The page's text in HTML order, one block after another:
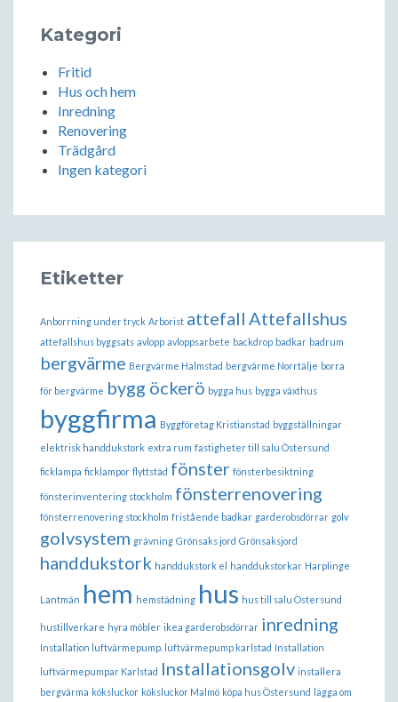
Kategori
Fritid
Hus och hem
Inredning
Renovering
Trädgård
Ingen kategori
Etiketter
Anborrning under tryck Arborist attefall Attefallshus
attefallshus byggsats avlopp avloppsarbete backdrop badkar badrum
bergvärme Bergvärme Halmstad bergvärme Norrtälje borra
för bergvärme bygg öckerö bygga hus bygga växthus
byggfirma Byggföretag Kristianstad byggställningar
elektrisk handdukstork extra rum fastigheter till salu Östersund
ficklampa ficklampor flyttstäd fönster fönsterbesiktning
fönsterinventering stockholm fönsterrenovering
fönsterrenovering stockholm fristående badkar garderobsdörrar golv
golvsystem grävning Grönsaks jord Grönsaksjord
handdukstork handdukstork el handdukstorkar Harplinge
Lantmän hem hemstädning hus hus till salu Östersund
hustillverkare hyra möbler ikea garderobsdörrar inredning
Installation luftvärmepump. luftvärmepump karlstad Installation
luftvärmepumpar Karlstad Installationsgolv installera
bergvärma köksluckor köksluckor Malmö köpa hus Östersund lägga om